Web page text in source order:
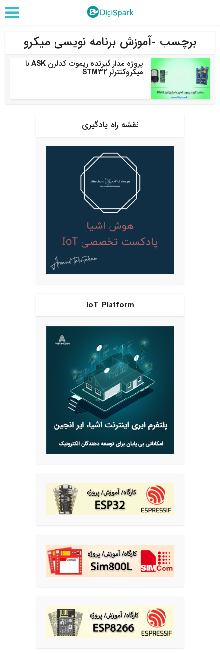
برچسب -آموزش برنامه نویسی میکرو
پروژه مدار گیرنده ریموت کدلرن ASK با
میکروکنترلر STM32
نقشه راه یادگیری
IoT Platform